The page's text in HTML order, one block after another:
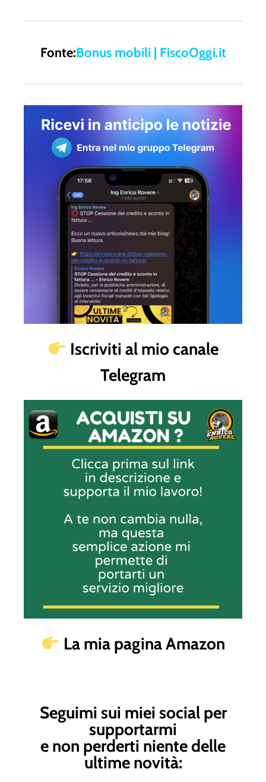
Fonte:Bonus mobili | FiscoOggi.it
Iscriviti al mio canale
Telegram
La mia pagina Amazon
Seguimi sui miei social per
supportarmi
e non perderti niente delle
ultime novità: